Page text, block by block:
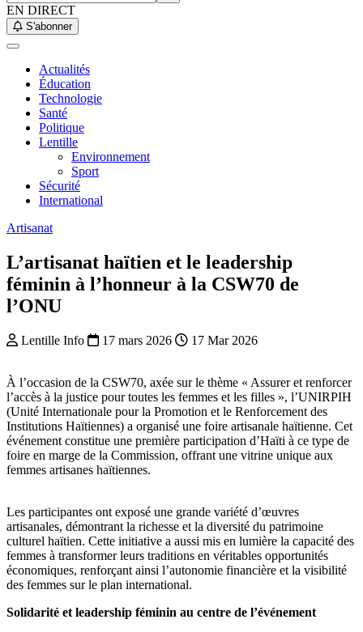
EN DIRECT
S'abonner
Actualités
Éducation
Technologie
Santé
Politique
Lentille
Environnement
Sport
Sécurité
International
Artisanat
L’artisanat haïtien et le leadership
féminin à l’honneur à la CSW70 de
l’ONU
Lentille Info 17 mars 2026 17 Mar 2026
À l’occasion de la CSW70, axée sur le thème « Assurer et renforcer
l’accès à la justice pour toutes les femmes et les filles », l’UNIRPIH
(Unité Internationale pour la Promotion et le Renforcement des
Institutions Haïtiennes) a organisé une foire artisanale haïtienne. Cet
événement constitue une première participation d’Haïti à ce type de
foire en marge de la Commission, offrant une vitrine unique aux
femmes artisanes haïtiennes.
Les participantes ont exposé une grande variété d’œuvres
artisanales, démontrant la richesse et la diversité du patrimoine
culturel haïtien. Cette initiative a aussi mis en lumière la capacité des
femmes à transformer leurs traditions en véritables opportunités
économiques, renforçant ainsi l’autonomie financière et la visibilité
des femmes sur le plan international.
Solidarité et leadership féminin au centre de l’événement